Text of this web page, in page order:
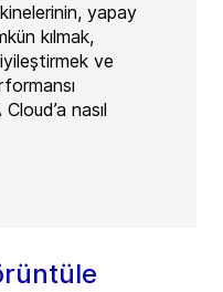
yapay
kılmak,
ve
nasıl